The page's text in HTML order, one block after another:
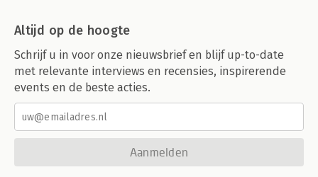
Altijd op de hoogte
Schrijf u in voor onze nieuwsbrief en blijf up-to-date
met relevante interviews en recensies, inspirerende
events en de beste acties.
Aanmelden